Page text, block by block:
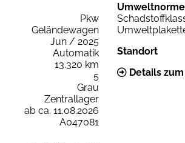
Pkw
Geländewagen
Jun / 2025
Automatik
13.320 km
5
Grau
Zentrallager
ab ca. 11.08.2026
A047081
Standort
Details